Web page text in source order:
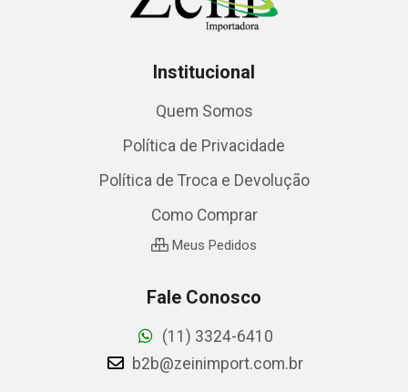
Institucional
Quem Somos
Política de Privacidade
Política de Troca e Devolução
Como Comprar
Meus Pedidos
Fale Conosco
(11) 3324-6410
b2b@zeinimport.com.br